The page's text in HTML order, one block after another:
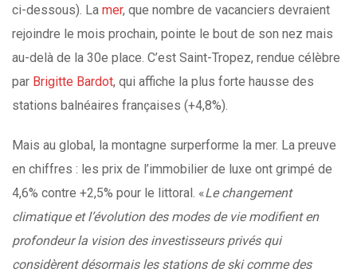
ci-dessous). La mer, que nombre de vacanciers devraient
rejoindre le mois prochain, pointe le bout de son nez mais
au-delà de la 30e place. C’est Saint-Tropez, rendue célèbre
par Brigitte Bardot, qui affiche la plus forte hausse des
stations balnéaires françaises (+4,8%).
Mais au global, la montagne surperforme la mer. La preuve
en chiffres : les prix de l’immobilier de luxe ont grimpé de
4,6% contre +2,5% pour le littoral. «Le changement
climatique et l’évolution des modes de vie modifient en
profondeur la vision des investisseurs privés qui
considèrent désormais les stations de ski comme des